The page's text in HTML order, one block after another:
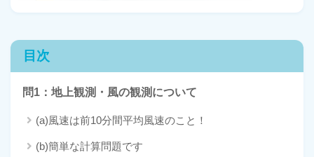
目次
問1：地上観測・風の観測について
(a)風速は前10分間平均風速のこと！
(b)簡単な計算問題です